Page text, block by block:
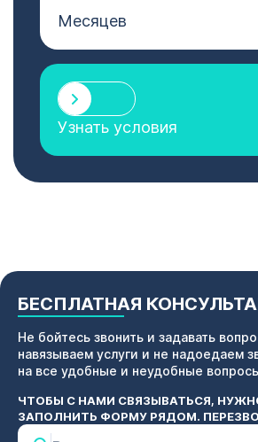
Месяцев
Узнать условия
БЕСПЛАТНАЯ
Не бойтесь звонить и задавать
навязываем услуги и не надоедаем
на все удобные и неудобные
ЧТОБЫ С НАМИ СВЯЗЫВАТЬСЯ,
ЗАПОЛНИТЬ ФОРМУ РЯДОМ.